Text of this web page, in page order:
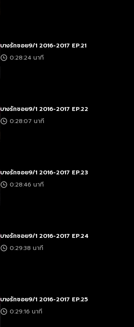
บางรักซอย9/1 2016-2017 EP.21
0:28:24 นาที
บางรักซอย9/1 2016-2017 EP.22
0:28:07 นาที
บางรักซอย9/1 2016-2017 EP.23
0:28:46 นาที
บางรักซอย9/1 2016-2017 EP.24
0:29:38 นาที
บางรักซอย9/1 2016-2017 EP.25
0:29:16 นาที